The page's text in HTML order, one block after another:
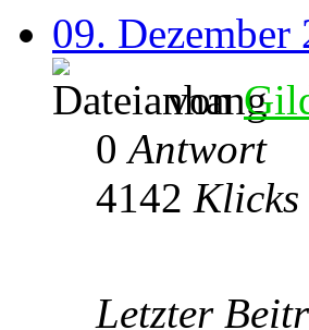
09.
von
0Antwort
4142 Klicks
Letzter